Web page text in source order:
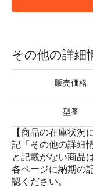
その他の詳細
販売価格
型番
【商品の在庫状況
記「その他の詳細
と記載がない商品
各ページに納期の
認ください。